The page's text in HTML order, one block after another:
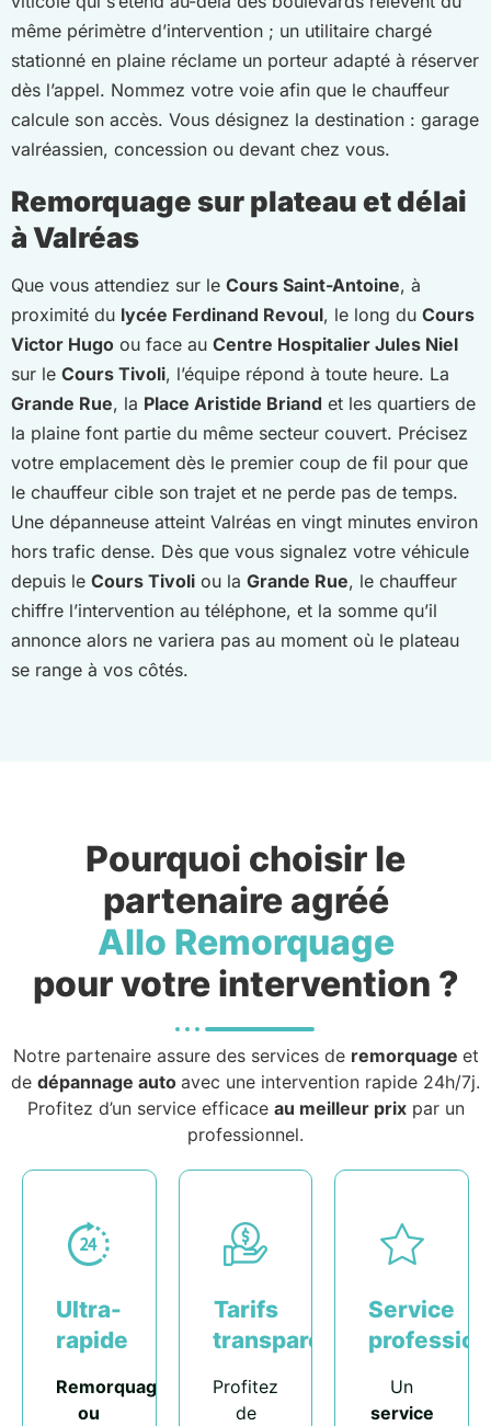
même périmètre d’intervention ; un utilitaire chargé
stationné en plaine réclame un porteur adapté à réserver
dès l’appel. Nommez votre voie afin que le chauffeur
calcule son accès. Vous désignez la destination : garage
valréassien, concession ou devant chez vous.
Remorquage sur plateau et délai
à Valréas
Que vous attendiez sur le Cours Saint-Antoine, à
proximité du lycée Ferdinand Revoul, le long du Cours
Victor Hugo ou face au Centre Hospitalier Jules Niel
sur le Cours Tivoli, l’équipe répond à toute heure. La
Grande Rue, la Place Aristide Briand et les quartiers de
la plaine font partie du même secteur couvert. Précisez
votre emplacement dès le premier coup de fil pour que
le chauffeur cible son trajet et ne perde pas de temps.
Une dépanneuse atteint Valréas en vingt minutes environ
hors trafic dense. Dès que vous signalez votre véhicule
depuis le Cours Tivoli ou la Grande Rue, le chauffeur
chiffre l’intervention au téléphone, et la somme qu’il
annonce alors ne variera pas au moment où le plateau
se range à vos côtés.
Pourquoi choisir le
partenaire agréé
Allo Remorquage
pour votre intervention ?
Notre partenaire assure des services de remorquage et
de dépannage auto avec une intervention rapide 24h/7j.
Profitez d’un service efficace au meilleur prixpar un
professionnel.
Ultra-
rapide
Remorquage
ou
Tarifs
transparents
Profitez
de
Service
Un
service